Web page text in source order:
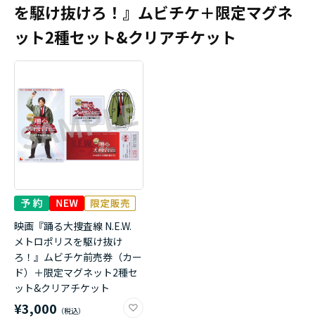
を駆け抜けろ！』ムビチケ＋限定マグネ
ット2種セット&クリアチケット
映画『踊る大捜査線 N.E.W.
メトロポリスを駆け抜け
ろ！』ムビチケ前売券（カー
ド）＋限定マグネット2種セ
ット&クリアチケット
¥3,000